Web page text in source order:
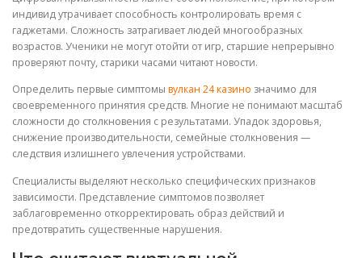
индивид утрачивает способность контролировать время с
гаджетами. Сложность затрагивает людей многообразных
возрастов. Ученики не могут отойти от игр, старшие непрерывно
проверяют почту, старики часами читают новости.
Определить первые симптомы вулкан 24 казино значимо для
своевременного принятия средств. Многие не понимают масштаб
сложности до столкновения с результатами. Упадок здоровья,
снижение производительности, семейные столкновения —
следствия излишнего увлечения устройствами.
Специалисты выделяют несколько специфических признаков
зависимости. Представление симптомов позволяет
заблаговременно откорректировать образ действий и
предотвратить существенные нарушения.